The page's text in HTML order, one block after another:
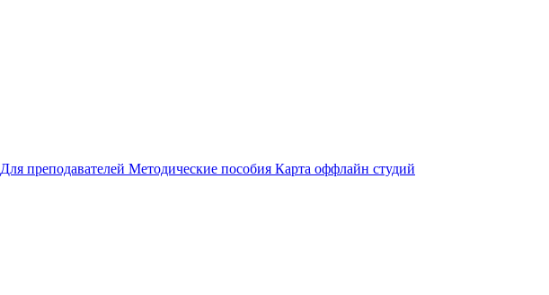
Для преподавателей Методические пособия Карта оффлайн студий